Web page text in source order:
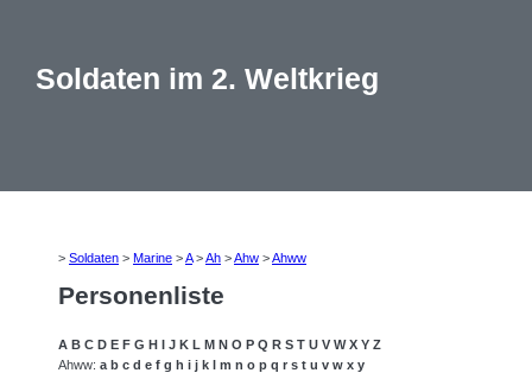
Soldaten im 2. Weltkrieg
> Soldaten > Marine >A>Ah >Ahw >Ahww
Personenliste
A B C D E F G H I J K L M N O P Q R S T U V W X Y Z
Ahww: a b c d e f g h i j k l m n o p q r s t u v w x y